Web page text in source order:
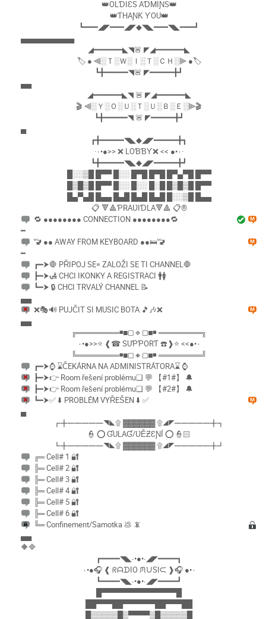
👑OLƊIƐS AƊMIƝS👑
👑ƬHAƝƘ ƳOU👑
┗━━━◢◤━━━◢◤◆◥◣━━━◥◣━━━┛
▄▄▄▄▄▄▄▄▄▄
◢━━━━━━◣◥🚨 ◤◢━━━━━━◣
🏷 ● ⫷░Ｔ░Ｗ░Ｉ░Ｔ░ＣＨ░⫸ ●🏷
┗╋━━━━━◥🚨 ◤━━━━━╋┛
▄▄
◢━━━━━━◣◥ 🚨 ◤◢━━━━━━◣
🎬 ⫷░Ｙ░Ｏ░Ｕ░Ｔ░Ｕ░Ｂ░Ｅ░⫸🎬
┗╋━━━━━◥ 🚨 ◤━━━━━╋┛
▄
┏╋━━━━━◥◣◆◢◤━━━━━╋┓
·٠•●>> ❌ LOƁƁƳ❌ << ●•٠·
┗╋━━━━━◥◣◆◢◤━━━━━╋┛
█░░▒█ █▀▀ █░░ █▀█ █▀█ █▀▄▀█ █▀▀
█▒█▒█ █▀▀ █░░ █░░ █░█ █▒█▒█ █▀▀
█▄▀▄█ █▄▄ █▄█ █▄█ █▄█ █░░▒█ █▄▄
📋 🔻🔺ƤRAƲIƊLA🔻🔺 📋®
🔁 ●●●●●●●● CONNECTION ●●●●●●●●🔁
━
🚾 ●● AWAY FROM KEYBOARD ●●🛌🚾
━
┏━⮞🛑 PŘIPOJ SE= ZALOŽI SE TI CHANNEL🛑
┣━⮞🛃 CHCI IKONKY A REGISTRACI 🚹🚺
┗━⮞ 🔒 CHCI TRVALÝ CHANNEL 📝
▄▄
❌🎭🔊 PUJČIT SI MUSIC BOTA 🎵🎶❌
▄▄
╔════════◾◼◻🔹◻◼◾ ════════╗
٠•●>>⭐ ❰☎ SUƤƤORƬ ☎️❱⭐ <<●•٠
╚════════◾◼◻🔸◻◼◾ ════════╝
┏━⮞⌚ ⌛ČEKÁRNA NA ADMINISTRÁTORA⌛ ⌚
┣━⮞👉 Room řešení problému❑ 💬 【#1#】 🔔
┣━⮞👉 Room řešení problému❑ 💬 【#2#】 🔔
┗━⮞✅ ⬇️ PROBLÉM VYŘEŠEN ⬇️ ✅
▄
┏╋━━━━━◥◣۩ ▓▓▓▓▓▓ ۩◢◤━━━━━╋┓
👮 ⭕️ ƓULAƓ/ƲĚƵƐƝÍ ⭕ 👮🏻
┗╋━━━━━◥◣۩ ▓▓▓▓▓▓ ۩◢◤━━━━━╋┛
╔═ Cell# 1 🔐
╠═ Cell# 2 🔐
╠═ Cell# 3 🔐
╠═ Cell# 4 🔐
╠═ Cell# 5 🔐
╠═ Cell# 6 🔐
╚═ Confinement/Samotka 💩 📵
▄▄
🔶🔷
┏━━━━◥◣∙•●•∙◢◤━━━━┓
٠•●🎧 ❰ ᖇᗩᗪIO ᙏᙀSIᙅ ❱🎧 ●•٠
┗━━━━◥◣∙•●•∙◢◤━━━━┛
█▀▀▀▀▀▀▀▀▀▀▀▀▀▀█
██▀▀▀██▀▀▀▀▀▀██▀▀▀██
█▒▒▒▒▒█▒▀▀▀▀▒█▒▒▒▒▒█